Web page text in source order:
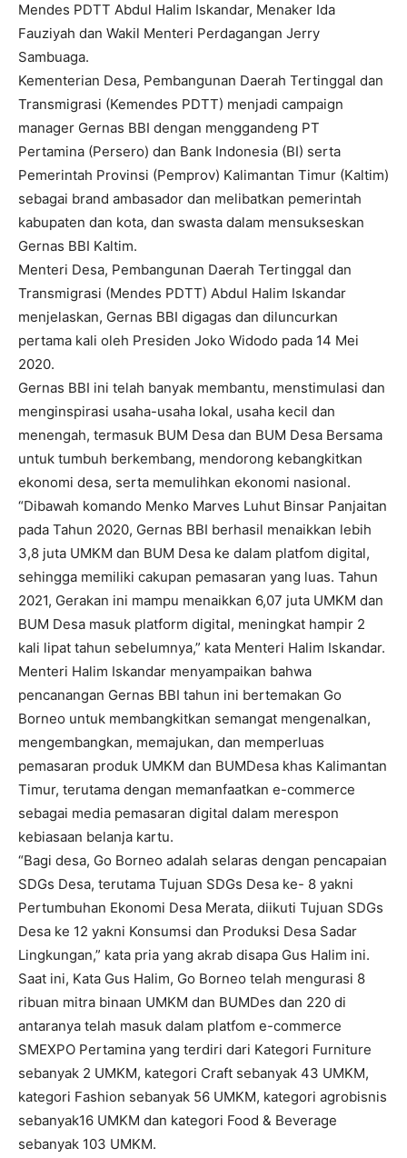
Mendes PDTT Abdul Halim Iskandar, Menaker Ida
Fauziyah dan Wakil Menteri Perdagangan Jerry
Sambuaga.
Kementerian Desa, Pembangunan Daerah Tertinggal dan
Transmigrasi (Kemendes PDTT) menjadi campaign
manager Gernas BBI dengan menggandeng PT
Pertamina (Persero) dan Bank Indonesia (BI) serta
Pemerintah Provinsi (Pemprov) Kalimantan Timur (Kaltim)
sebagai brand ambasador dan melibatkan pemerintah
kabupaten dan kota, dan swasta dalam mensukseskan
Gernas BBI Kaltim.
Menteri Desa, Pembangunan Daerah Tertinggal dan
Transmigrasi (Mendes PDTT) Abdul Halim Iskandar
menjelaskan, Gernas BBI digagas dan diluncurkan
pertama kali oleh Presiden Joko Widodo pada 14 Mei
2020.
Gernas BBI ini telah banyak membantu, menstimulasi dan
menginspirasi usaha-usaha lokal, usaha kecil dan
menengah, termasuk BUM Desa dan BUM Desa Bersama
untuk tumbuh berkembang, mendorong kebangkitkan
ekonomi desa, serta memulihkan ekonomi nasional.
“Dibawah komando Menko Marves Luhut Binsar Panjaitan
pada Tahun 2020, Gernas BBI berhasil menaikkan lebih
3,8 juta UMKM dan BUM Desa ke dalam platfom digital,
sehingga memiliki cakupan pemasaran yang luas. Tahun
2021, Gerakan ini mampu menaikkan 6,07 juta UMKM dan
BUM Desa masuk platform digital, meningkat hampir 2
kali lipat tahun sebelumnya,” kata Menteri Halim Iskandar.
Menteri Halim Iskandar menyampaikan bahwa
pencanangan Gernas BBI tahun ini bertemakan Go
Borneo untuk membangkitkan semangat mengenalkan,
mengembangkan, memajukan, dan memperluas
pemasaran produk UMKM dan BUMDesa khas Kalimantan
Timur, terutama dengan memanfaatkan e-commerce
sebagai media pemasaran digital dalam merespon
kebiasaan belanja kartu.
“Bagi desa, Go Borneo adalah selaras dengan pencapaian
SDGs Desa, terutama Tujuan SDGs Desa ke- 8 yakni
Pertumbuhan Ekonomi Desa Merata, diikuti Tujuan SDGs
Desa ke 12 yakni Konsumsi dan Produksi Desa Sadar
Lingkungan,” kata pria yang akrab disapa Gus Halim ini.
Saat ini, Kata Gus Halim, Go Borneo telah mengurasi 8
ribuan mitra binaan UMKM dan BUMDes dan 220 di
antaranya telah masuk dalam platfom e-commerce
SMEXPO Pertamina yang terdiri dari Kategori Furniture
sebanyak 2 UMKM, kategori Craft sebanyak 43 UMKM,
kategori Fashion sebanyak 56 UMKM, kategori agrobisnis
sebanyak16 UMKM dan kategori Food & Beverage
sebanyak 103 UMKM.